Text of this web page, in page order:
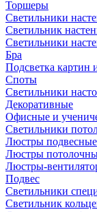
Торшеры
Светильники
Светильник
Светильники
Бра
Подсветка картин
Споты
Светильники
Декоративные
Офисные и
Светильники
Люстры подвесные
Люстры
Люстры-
Подвес
Светильники
Светильник